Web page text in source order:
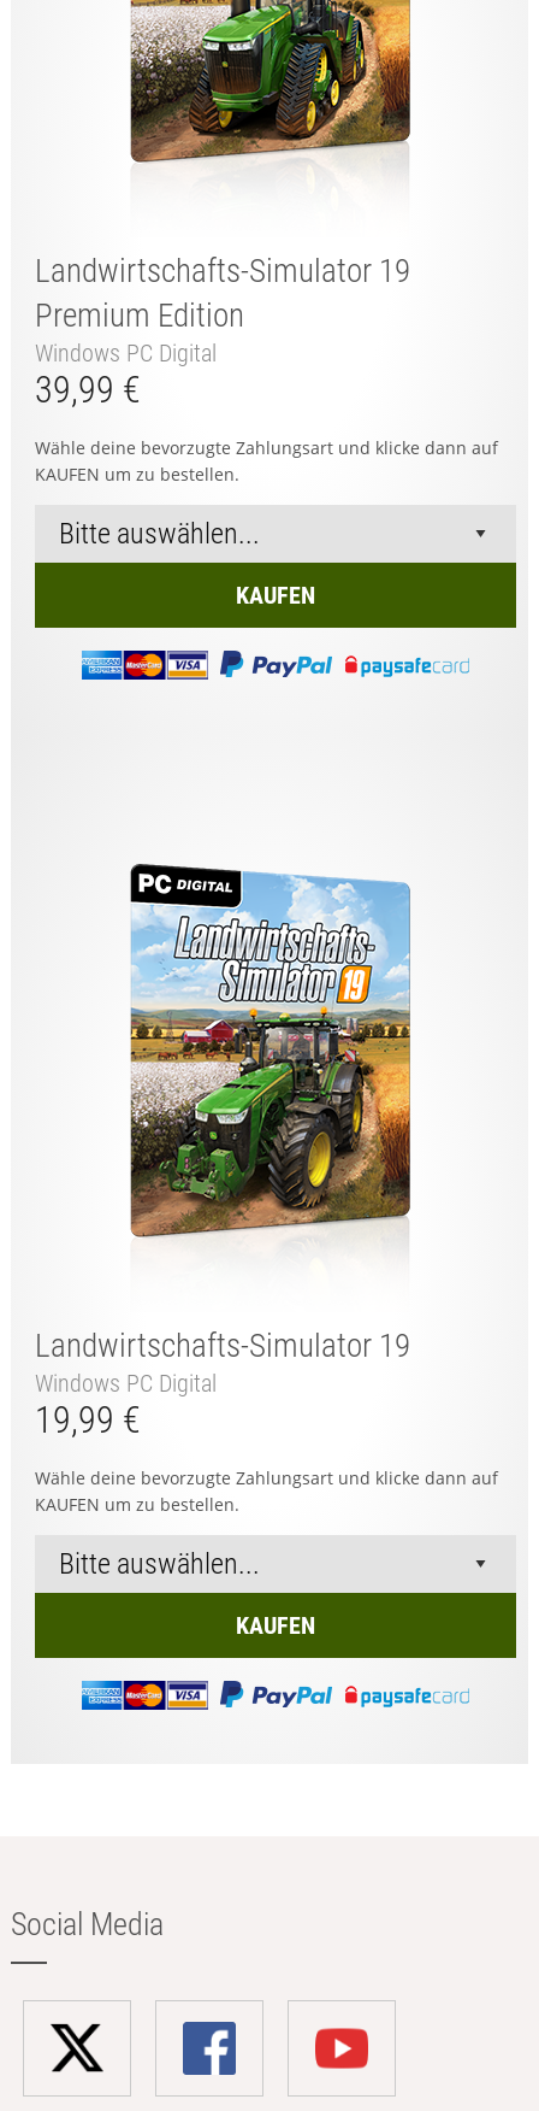
Landwirtschafts-Simulator 19
Premium Edition
Windows PC Digital
39,99 €
Wähle deine bevorzugte Zahlungsart und klicke dann auf
KAUFEN um zu bestellen.
KAUFEN
Landwirtschafts-Simulator 19
Windows PC Digital
19,99 €
Wähle deine bevorzugte Zahlungsart und klicke dann auf
KAUFEN um zu bestellen.
KAUFEN
Social Media